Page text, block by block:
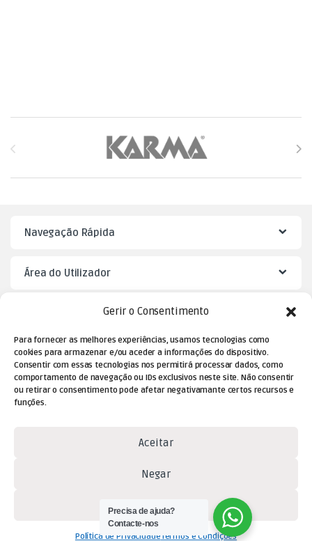
Gerir o Consentimento
Para fornecer as melhores experiências, usamos tecnologias como
cookies para armazenar e/ou aceder a informações do dispositivo.
Consentir com essas tecnologias nos permitirá processar dados, como
comportamento de navegação ou IDs exclusivos neste site. Não consentir
ou retirar o consentimento pode afetar negativamante certos recursos e
funções.
Aceitar
Negar
Ver preferências
Política de PrivacidadeTermos e Condições
Brands Carousel
Navegação Rápida
Área do Utilizador
Dúvidas? Contacte-nos!
(chamada para a rede fixa
nacional)
Precisa de ajuda?
Contacte-nos